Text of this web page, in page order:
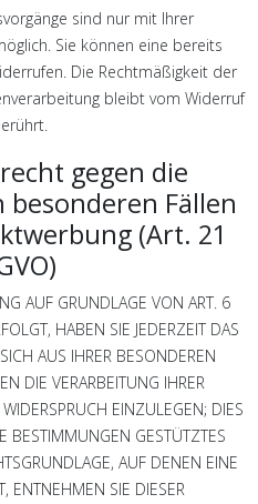
sind nur mit Ihrer
Sie können eine bereits
Die Rechtmäßigkeit der
bleibt vom Widerruf
gegen die
Fällen
(Art. 21
AUF GRUNDLAGE VON ART. 6
HABEN SIE JEDERZEIT DAS
AUS IHRER BESONDEREN
DIE VERARBEITUNG IHRER
EINZULEGEN; DIES
BESTIMMUNGEN GESTÜTZTES
AUF DENEN EINE
ENTNEHMEN SIE DIESER